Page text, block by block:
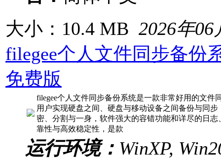
大小：10.4 MB 2026年06
filegee个人文件同步备份
免费版
filegee个人文件同步备份系统是一款非常好用的文件
用户实现硬盘之间、硬盘与移动设备之间备份与同
密、分割与一身，软件强大的容错功能和详尽的日
靠性与高效稳定性，是款
运行环境： WinXP,